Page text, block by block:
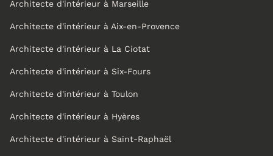
Architecte d'intérieur à Marseille
Architecte d'intérieur à Aix-en-Provence
Architecte d'intérieur à La Ciotat
Architecte d'intérieur à Six-Fours
Architecte d'intérieur à Toulon
Architecte d'intérieur à Hyères
Architecte d'intérieur à Saint-Raphaël